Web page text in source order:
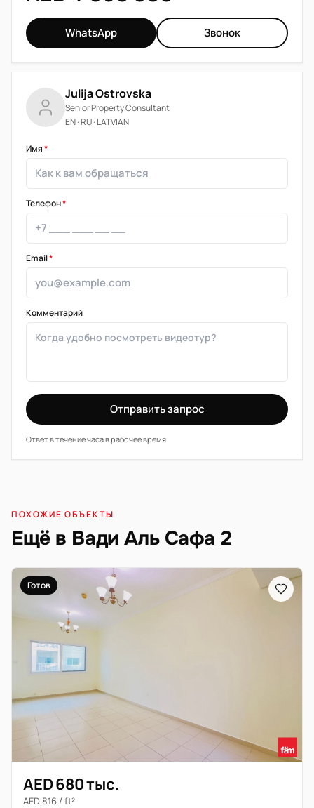
WhatsApp Звонок
Julija Ostrovska
Senior Property Consultant
EN · RU · LATVIAN
Имя*
Телефон*
Email*
Комментарий
Отправить запрос
Ответ в течение часа в рабочее время.
ПОХОЖИЕ ОБЪЕКТЫ
Ещё в Вади Аль Сафа 2
Готов
AED 680 тыс.
AED 816 / ft²